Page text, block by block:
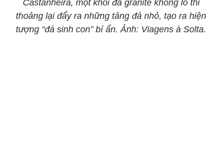
Castanheira, một khối đá granite khổng lồ thi
thoảng lại đẩy ra những tảng đá nhỏ, tạo ra hiện
tượng “đá sinh con” bí ẩn. Ảnh: Viagens à Solta.